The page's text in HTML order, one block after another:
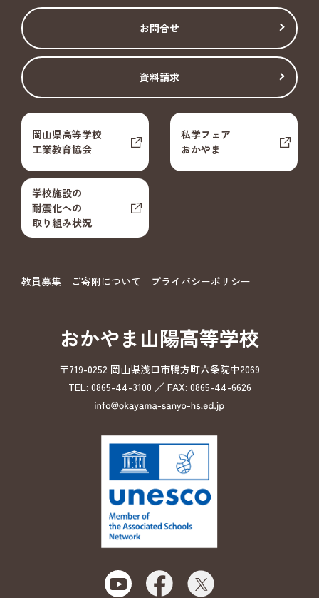
お問合せ
資料請求
岡山県高等学校
工業教育協会
私学フェア
おかやま
学校施設の
耐震化への
取り組み状況
教員募集 ご寄附について プライバシーポリシー
おかやま山陽高等学校
〒719-0252 岡山県浅口市鴨方町六条院中2069
TEL: 0865-44-3100 ／ FAX: 0865-44-6626